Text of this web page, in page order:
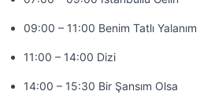
09:00 – 11:00 Benim Tatlı Yalanım
11:00 – 14:00 Dizi
14:00 – 15:30 Bir Şansım Olsa